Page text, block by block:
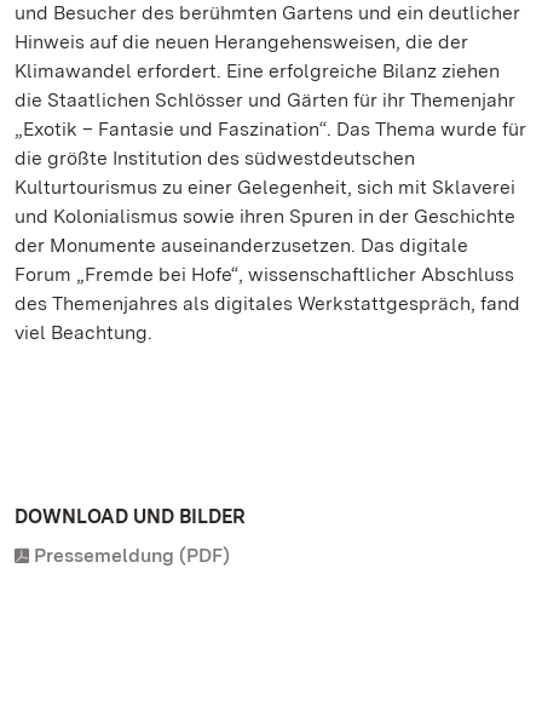
und Besucher des berühmten Gartens und ein deutlicher
Hinweis auf die neuen Herangehensweisen, die der
Klimawandel erfordert. Eine erfolgreiche Bilanz ziehen
die Staatlichen Schlösser und Gärten für ihr Themenjahr
„Exotik – Fantasie und Faszination“. Das Thema wurde für
die größte Institution des südwestdeutschen
Kulturtourismus zu einer Gelegenheit, sich mit Sklaverei
und Kolonialismus sowie ihren Spuren in der Geschichte
der Monumente auseinanderzusetzen. Das digitale
Forum „Fremde bei Hofe“, wissenschaftlicher Abschluss
des Themenjahres als digitales Werkstattgespräch, fand
viel Beachtung.
DOWNLOAD UND BILDER
Pressemeldung (PDF)